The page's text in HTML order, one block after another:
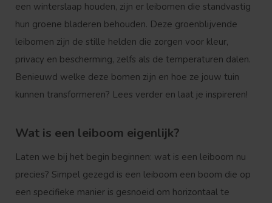
een winterslaap houden, zijn er leibomen die standvastig
hun groene bladeren behouden. Deze groenblijvende
leibomen zijn de stille helden die zorgen voor kleur,
privacy en bescherming, zelfs als de temperaturen dalen.
Benieuwd welke deze bomen zijn en hoe ze jouw tuin
kunnen transformeren? Lees verder en laat je inspireren!
Wat is een leiboom eigenlijk?
Laten we bij het begin beginnen: wat is een leiboom nu
precies? Simpel gezegd is een leiboom een boom die op
een specifieke manier is gesnoeid om horizontaal te